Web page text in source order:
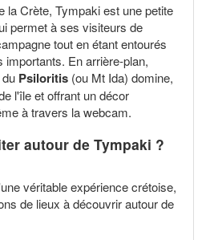
la Crète, Tympaki est une petite
permet à ses visiteurs de
tout en étant entourés
En arrière-plan,
Psiloritis (ou Mt Ida) domine,
l'île et offrant un décor
à travers la webcam.
autour de Tympaki ?
véritable expérience crétoise,
de lieux à découvrir autour de